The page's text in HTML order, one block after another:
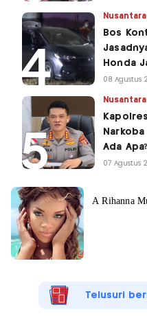
Nusantara
Bos
Honda
08 Agustus
Nusantara
Ada Apa?
07 Agustus
Telusuri